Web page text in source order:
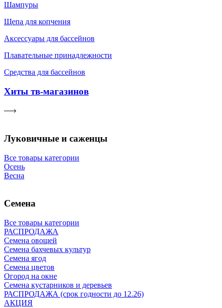
Шампуры
Щепа для копчения
Аксессуары для бассейнов
Плавательные принадлежности
Средства для бассейнов
Хиты тв-магазинов
Луковичные и саженцы
Все товары категории
Осень
Весна
Семена
Все товары категории
РАСПРОДАЖА
Семена овощей
Семена бахчевых культур
Семена ягод
Семена цветов
Огород на окне
Семена кустарников и деревьев
РАСПРОДАЖА (срок годности до 12.26)
АКЦИЯ